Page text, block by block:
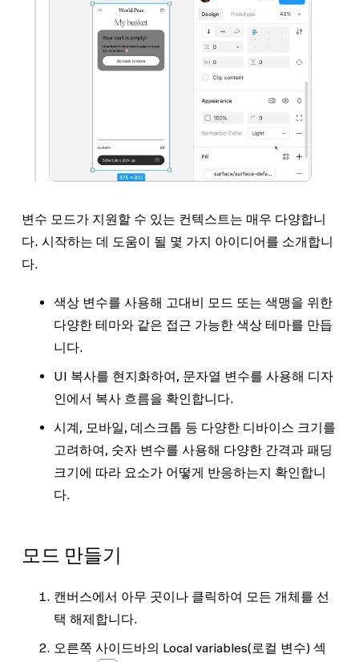
변수 모드가 지원할 수 있는 컨텍스트는 매우 다양합니
다. 시작하는 데 도움이 될 몇 가지 아이디어를 소개합니
다.
색상 변수를 사용해 고대비 모드 또는 색맹을 위한
다양한 테마와 같은 접근 가능한 색상 테마를 만듭
니다.
UI 복사를 현지화하여, 문자열 변수를 사용해 디자
인에서 복사 흐름을 확인합니다.
시계, 모바일, 데스크톱 등 다양한 디바이스 크기를
고려하여, 숫자 변수를 사용해 다양한 간격과 패딩
크기에 따라 요소가 어떻게 반응하는지 확인합니
다.
모드 만들기
캔버스에서 아무 곳이나 클릭하여 모든 개체를 선
택 해제합니다.
오른쪽 사이드바의 Local variables(로컬 변수) 섹